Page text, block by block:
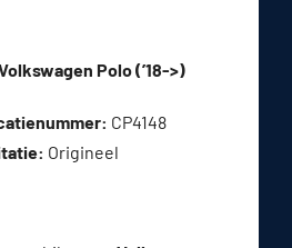
Polo (’18->)
CP4148
Origineel